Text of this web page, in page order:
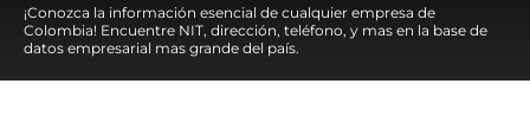
¡Conozca la información esencial de cualquier empresa de
Colombia! Encuentre NIT, dirección, teléfono, y mas en la base de
datos empresarial mas grande del país.